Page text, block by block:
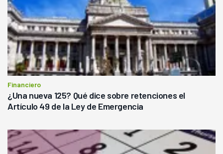
Financiero
¿Una nueva 125? Qué dice sobre retenciones el
Artículo 49 de la Ley de Emergencia